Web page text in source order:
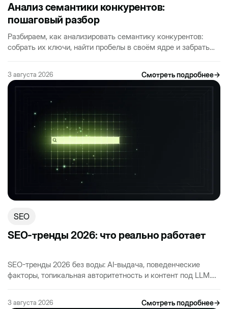
Анализ семантики конкурентов:
пошаговый разбор
Разбираем, как анализировать семантику конкурентов:
собрать их ключи, найти пробелы в своём ядре и забрать
3 августа 2026 Смотреть подробнее→
SEO
SEO-тренды 2026: что реально работает
SEO-тренды 2026 без воды: AI-выдача, поведенческие
факторы, топикальная авторитетность и контент под LLM.
3 августа 2026 Смотреть подробнее→